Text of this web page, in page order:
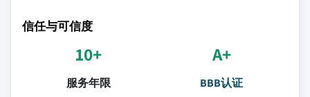
信任与可信度
10+
服务年限
A+
BBB认证